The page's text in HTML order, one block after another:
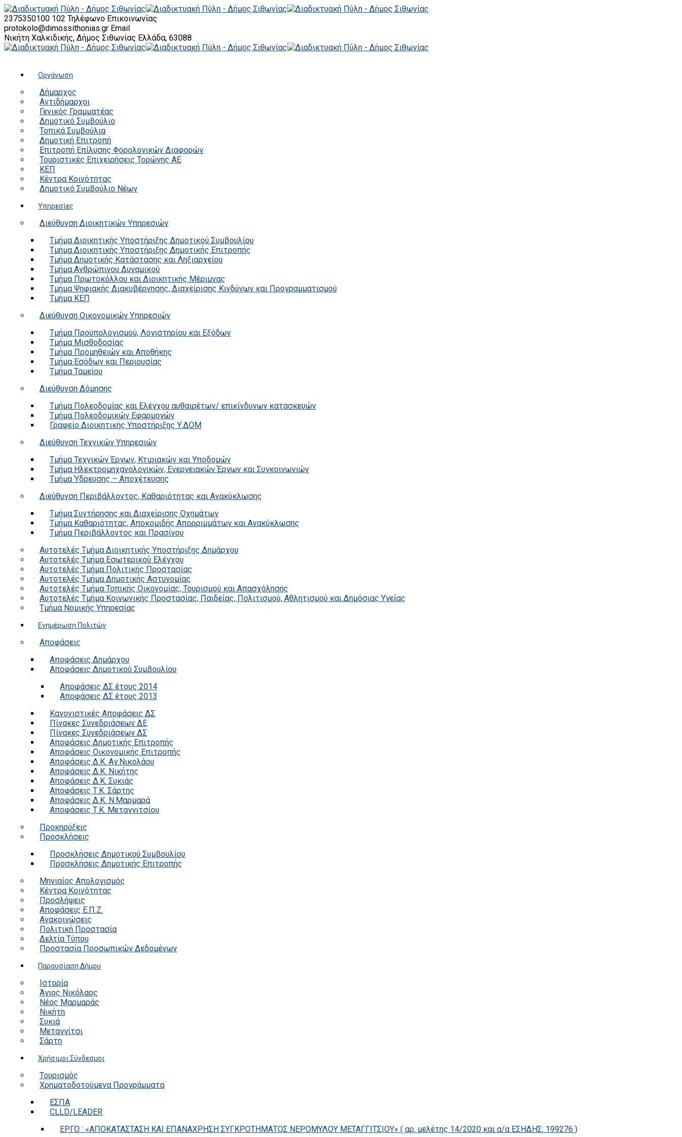
2375350100 102 Τηλέφωνο Επικοινωνίας
protokolo@dimossithonias.gr Email
Νικήτη Χαλκιδικής, Δήμος Σιθωνίας Ελλάδα, 63088
Οργάνωση
Δήμαρχος
Αντιδήμαρχοι
Γενικός Γραμματέας
Δημοτικό Συμβούλιο
Τοπικά Συμβούλια
Δημοτική Επιτροπή
Επιτροπή Επίλυσης Φορολογικών Διαφορών
Τουριστικές Επιχειρήσεις Τορώνης ΑΕ
ΚΕΠ
Κέντρα Κοινότητας
Δημοτικό Συμβούλιο Νέων
Υπηρεσίες
Διεύθυνση Διοικητικών Υπηρεσιών
Τμήμα Διοικητικής Υποστήριξης Δημοτικού Συμβουλίου
Τμήμα Διοικητικής Υποστήριξης Δημοτικής Επιτροπής
Τμήμα Δημοτικής Κατάστασης και Ληξιαρχείου
Τμήμα Ανθρώπινου Δυναμικού
Τμήμα Πρωτοκόλλου και Διοικητικής Μέριμνας
Τμήμα Ψηφιακής Διακυβέρνησης, Διαχείρισης Κινδύνων και Προγραμματισμού
Τμήμα ΚΕΠ
Διεύθυνση Οικονομικών Υπηρεσιών
Τμήμα Προϋπολογισμού, Λογιστηρίου και Εξόδων
Τμήμα Μισθοδοσίας
Τμήμα Προμηθειών και Αποθήκης
Τμήμα Εσόδων και Περιουσίας
Τμήμα Ταμείου
Διεύθυνση Δόμησης
Τμήμα Πολεοδομίας και Ελέγχου αυθαιρέτων/ επικίνδυνων κατασκευών
Τμήμα Πολεοδομικών Εφαρμογών
Γραφείο Διοικητικής Υποστήριξης Υ.ΔΟΜ
Διεύθυνση Τεχνικών Υπηρεσιών
Τμήμα Τεχνικών Έργων, Κτιριακών και Υποδομών
Τμήμα Ηλεκτρομηχανολογικών, Ενεργειακών Έργων και Συγκοινωνιών
Τμήμα Ύδρευσης – Αποχέτευσης
Διεύθυνση Περιβάλλοντος, Καθαριότητας και Ανακύκλωσης
Τμήμα Συντήρησης και Διαχείρισης Οχημάτων
Τμήμα Καθαριότητας, Αποκομιδής Απορριμμάτων και Ανακύκλωσης
Τμήμα Περιβάλλοντος και Πρασίνου
Αυτοτελές Τμήμα Διοικητικής Υποστήριξης Δημάρχου
Αυτοτελές Τμήμα Εσωτερικού Ελέγχου
Αυτοτελές Τμήμα Πολιτικής Προστασίας
Αυτοτελές Τμήμα Δημοτικής Αστυνομίας
Αυτοτελές Τμήμα Τοπικής Οικονομίας, Τουρισμού και Απασχόλησης
Αυτοτελές Τμήμα Κοινωνικής Προστασίας, Παιδείας, Πολιτισμού, Αθλητισμού και Δημόσιας Υγείας
Τμήμα Νομικής Υπηρεσίας
Ενημέρωση Πολιτών
Αποφάσεις
Αποφάσεις Δημάρχου
Αποφάσεις Δημοτικού Συμβουλίου
Αποφάσεις ΔΣ έτους 2014
Αποφάσεις ΔΣ έτους 2013
Κανονιστικές Αποφάσεις ΔΣ
Πίνακες Συνεδριάσεων ΔΕ
Πίνακες Συνεδριάσεων ΔΣ
Αποφάσεις Δημοτικής Επιτροπής
Αποφάσεις Οικονομικής Επιτροπής
Αποφάσεις Δ.Κ. Αγ.Νικολάου
Αποφάσεις Δ.Κ. Νικήτης
Αποφάσεις Δ.Κ. Συκιάς
Αποφάσεις Τ.Κ. Σάρτης
Αποφάσεις Δ.Κ. Ν.Μαρμαρά
Αποφάσεις Τ.Κ. Μεταγγιτσίου
Προκηρύξεις
Προσκλήσεις
Προσκλήσεις Δημοτικού Συμβουλίου
Προσκλήσεις Δημοτικής Επιτροπής
Μηνιαίος Απολογισμός
Κέντρα Κοινότητας
Προσλήψεις
Αποφάσεις Ε.Π.Ζ.
Ανακοινώσεις
Πολιτική Προστασία
Δελτία Τύπου
Προστασία Προσωπικών Δεδομένων
Παρουσίαση Δήμου
Ιστορία
Άγιος Νικόλαος
Νέος Μαρμαράς
Νικήτη
Συκιά
Μεταγγίτσι
Σάρτη
Χρήσιμοι Σύνδεσμοι
Τουρισμός
Χρηματοδοτούμενα Προγράμματα
ΕΣΠΑ
CLLD/LEADER
ΕΡΓΟ : «ΑΠΟΚΑΤΑΣΤΑΣΗ ΚΑΙ ΕΠΑΝΑΧΡΗΣΗ ΣΥΓΚΡΟΤΗΜΑΤΟΣ ΝΕΡΟΜΥΛΟΥ ΜΕΤΑΓΓΙΤΣΙΟΥ» ( αρ. μελέτης 14/2020 και α/α ΕΣΗΔΗΣ: 199276 )